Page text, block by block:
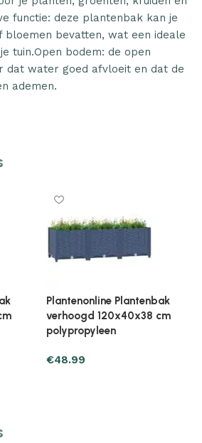
functie: deze plantenbak kan je
bevatten, wat een ideale
tuin.Open bodem: de open
dat water goed afvloeit en dat de
ademen.
Plantenonline Plantenbak
verhoogd 120x40x71 cm
polypropyleen
€76.43